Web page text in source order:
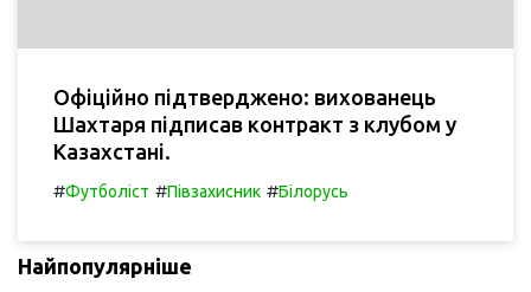
Офіційно підтверджено: вихованець
Шахтаря підписав контракт з клубом у
Казахстані.
#Футболіст #Півзахисник #Білорусь
Найпопулярніше